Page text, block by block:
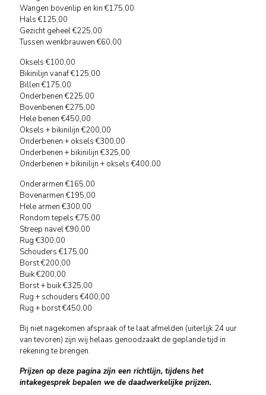
Wangen bovenlip en kin €175,00
Hals €125,00
Gezicht geheel €225,00
Tussen wenkbrauwen €60,00
Oksels €100,00
Bikinilijn vanaf €125,00
Billen €175,00
Onderbenen €225,00
Bovenbenen €275,00
Hele benen €450,00
Oksels + bikinilijn €200,00
Onderbenen + oksels €300,00
Onderbenen + bikinilijn €325,00
Onderbenen + bikinilijn + oksels €400,00
Onderarmen €165,00
Bovenarmen €195,00
Hele armen €300,00
Rondom tepels €75,00
Streep navel €90,00
Rug €300,00
Schouders €175,00
Borst €200,00
Buik €200,00
Borst + buik €325,00
Rug + schouders €400,00
Rug + borst €450,00
Bij niet nagekomen afspraak of te laat afmelden (uiterlijk 24 uur
van tevoren) zijn wij helaas genoodzaakt de geplande tijd in
rekening te brengen.
Prijzen op deze pagina zijn een richtlijn, tijdens het
intakegesprek bepalen we de daadwerkelijke prijzen.